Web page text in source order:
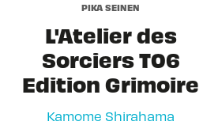
PIKA SEINEN
L'Atelier des
Sorciers T06
Edition Grimoire
Kamome Shirahama